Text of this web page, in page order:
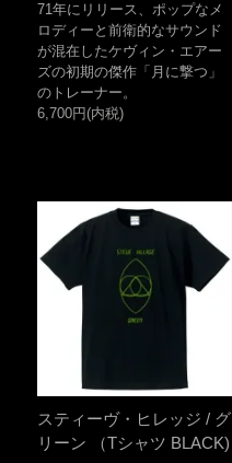
71年にリリース、ポップなメ
ロディーと前衛的なサウンド
が混在したケヴィン・エアー
ズの初期の傑作「月に撃つ」
のトレーナー。
6,700円(内税)
スティーヴ・ヒレッジ / グ
リーン （Tシャツ BLACK)